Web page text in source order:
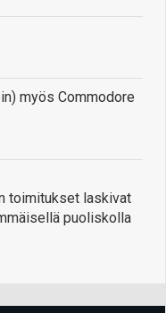
myös Commodore
toimitukset laskivat
puoliskolla